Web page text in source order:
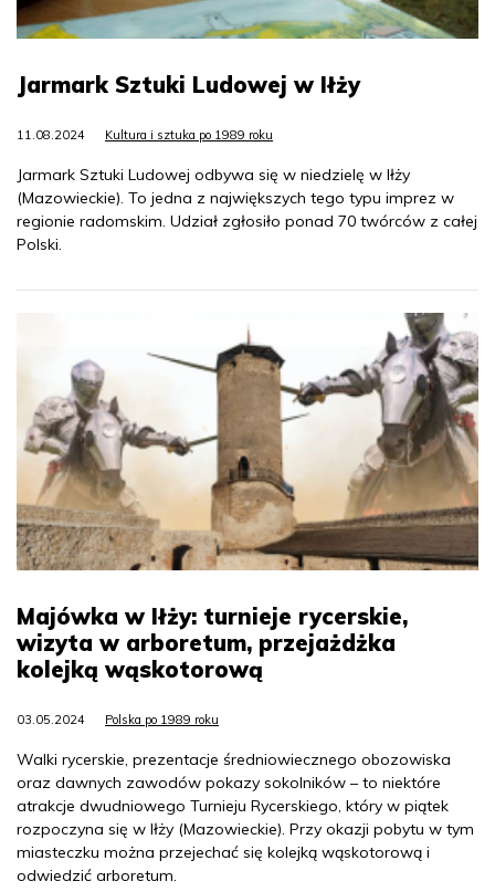
Jarmark Sztuki Ludowej w Iłży
11.08.2024 Kultura i sztuka po 1989 roku
Jarmark Sztuki Ludowej odbywa się w niedzielę w Iłży
(Mazowieckie). To jedna z największych tego typu imprez w
regionie radomskim. Udział zgłosiło ponad 70 twórców z całej
Polski.
Majówka w Iłży: turnieje rycerskie,
wizyta w arboretum, przejażdżka
kolejką wąskotorową
03.05.2024 Polska po 1989 roku
Walki rycerskie, prezentacje średniowiecznego obozowiska
oraz dawnych zawodów pokazy sokolników – to niektóre
atrakcje dwudniowego Turnieju Rycerskiego, który w piątek
rozpoczyna się w Iłży (Mazowieckie). Przy okazji pobytu w tym
miasteczku można przejechać się kolejką wąskotorową i
odwiedzić arboretum.